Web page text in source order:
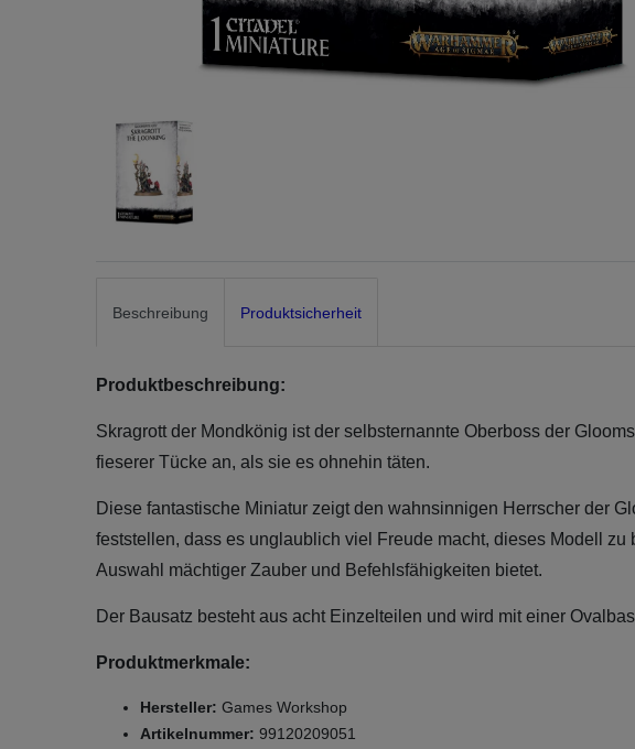
Beschreibung Produktsicherheit
Produktbeschreibung:
Skragrott der Mondkönig ist der selbsternannte Oberboss der
fieserer Tücke an, als sie es ohnehin täten.
Diese fantastische Miniatur zeigt den wahnsinnigen Herrscher der
feststellen, dass es unglaublich viel Freude macht, dieses Modell
Auswahl mächtiger Zauber und Befehlsfähigkeiten bietet.
Der Bausatz besteht aus acht Einzelteilen und wird mit einer
Produktmerkmale:
Hersteller: Games Workshop
Artikelnummer: 99120209051